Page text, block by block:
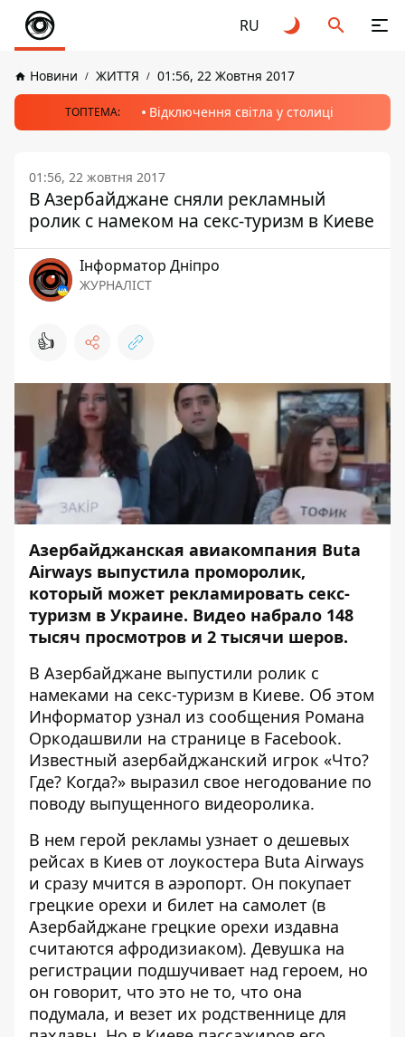
RU
Новини ЖИТТЯ 01:56, 22 Жовтня 2017
ТОПТЕМА: Відключення світла у столиці
01:56, 22 жовтня 2017
В Азербайджане сняли рекламный
ролик с намеком на секс-туризм в Киеве
Інформатор Дніпро
ЖУРНАЛІСТ
👍
Азербайджанская авиакомпания Buta
Airways выпустила проморолик,
который может рекламировать секс-
туризм в Украине. Видео набрало 148
тысяч просмотров и 2 тысячи шеров.
В Азербайджане выпустили ролик с
намеками на секс-туризм в Киеве. Об этом
Информатор узнал из сообщения Романа
Оркодашвили на странице в Facebook.
Известный азербайджанский игрок «Что?
Где? Когда?» выразил свое негодование по
поводу выпущенного видеоролика.
В нем герой рекламы узнает о дешевых
рейсах в Киев от лоукостера Buta Airways
и сразу мчится в аэропорт. Он покупает
грецкие орехи и билет на самолет (в
Азербайджане грецкие орехи издавна
считаются афродизиаком). Девушка на
регистрации подшучивает над героем, но
он говорит, что это не то, что она
подумала, и везет их родственнице для